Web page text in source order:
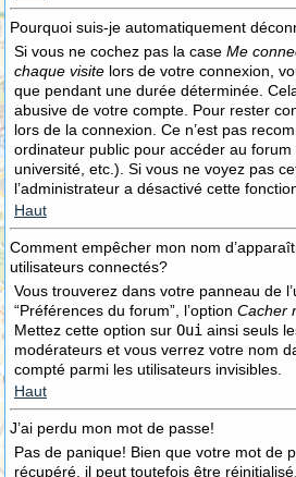
Pourquoi suis-je automatiquement
Si vous ne cochez pas la case Me
chaque visite lors de votre connexion,
que pendant une durée déterminée.
abusive de votre compte. Pour rester
lors de la connexion. Ce n’est pas
ordinateur public pour accéder au forum
université, etc.). Si vous ne voyez pas
l’administrateur a désactivé cette
Haut
Comment empêcher mon nom
utilisateurs connectés?
Vous trouverez dans votre panneau de
“Préférences du forum”, l’option Cacher
Mettez cette option sur Oui ainsi seuls
modérateurs et vous verrez votre nom
compté parmi les utilisateurs invisibles.
Haut
J’ai perdu mon mot de passe!
Pas de panique! Bien que votre mot de
récupéré, il peut toutefois être